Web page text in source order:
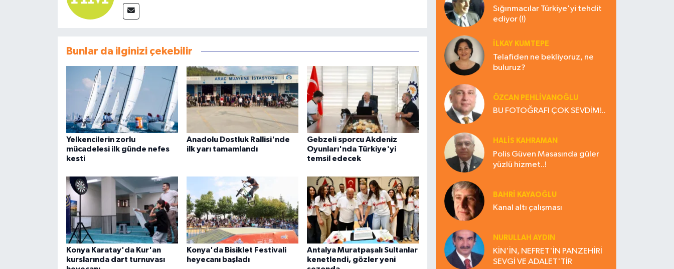
Bunlar da ilginizi çekebilir
Yelkencilerin zorlu
mücadelesi ilk günde nefes
kesti
Anadolu Dostluk Rallisi'nde
ilk yarı tamamlandı
Gebzeli sporcu Akdeniz
Oyunları'nda Türkiye'yi
temsil edecek
Konya Karatay'da Kur'an
kurslarında dart turnuvası
Konya'da Bisiklet Festivali
heyecanı başladı
Antalya Muratpaşalı Sultanlar
kenetlendi, gözler yeni
Sığınmacılar Türkiye'yi tehdit
ediyor (!)
İLKAY KUMTEPE
Telafiden ne bekliyoruz, ne
buluruz?
ÖZCAN PEHLİVANOĞLU
BU FOTOĞRAFI ÇOK SEVDİM!..
HALIS KAHRAMAN
Polis Güven Masasında güler
yüzlü hizmet..!
BAHRI KAYAOĞLU
Kanal altı çalışması
NURULLAH AYDIN
KİN'İN, NEFRET'İN PANZEHİRİ
SEVGİ VE ADALET'TİR